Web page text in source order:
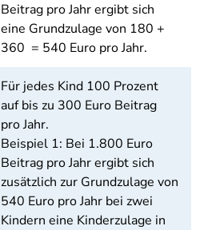
Beitrag pro Jahr ergibt sich
eine Grundzulage von 180 +
360 = 540 Euro pro Jahr.
Für jedes Kind 100 Prozent
auf bis zu 300 Euro Beitrag
pro Jahr.
Beispiel 1: Bei 1.800 Euro
Beitrag pro Jahr ergibt sich
zusätzlich zur Grundzulage von
540 Euro pro Jahr bei zwei
Kindern eine Kinderzulage in